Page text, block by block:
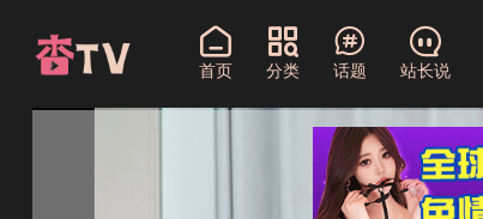
首页 分类 话题 站长说